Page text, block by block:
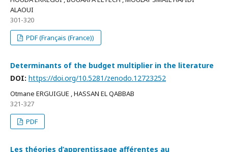
ALAOUI
301-320
PDF (Français (France))
Determinants of the budget multiplier in the literature
DOI: https://doi.org/10.5281/zenodo.12723252
Otmane ERGUIGUE , HASSAN EL QABBAB
321-327
PDF
Les théories d’apprentissage afférentes au